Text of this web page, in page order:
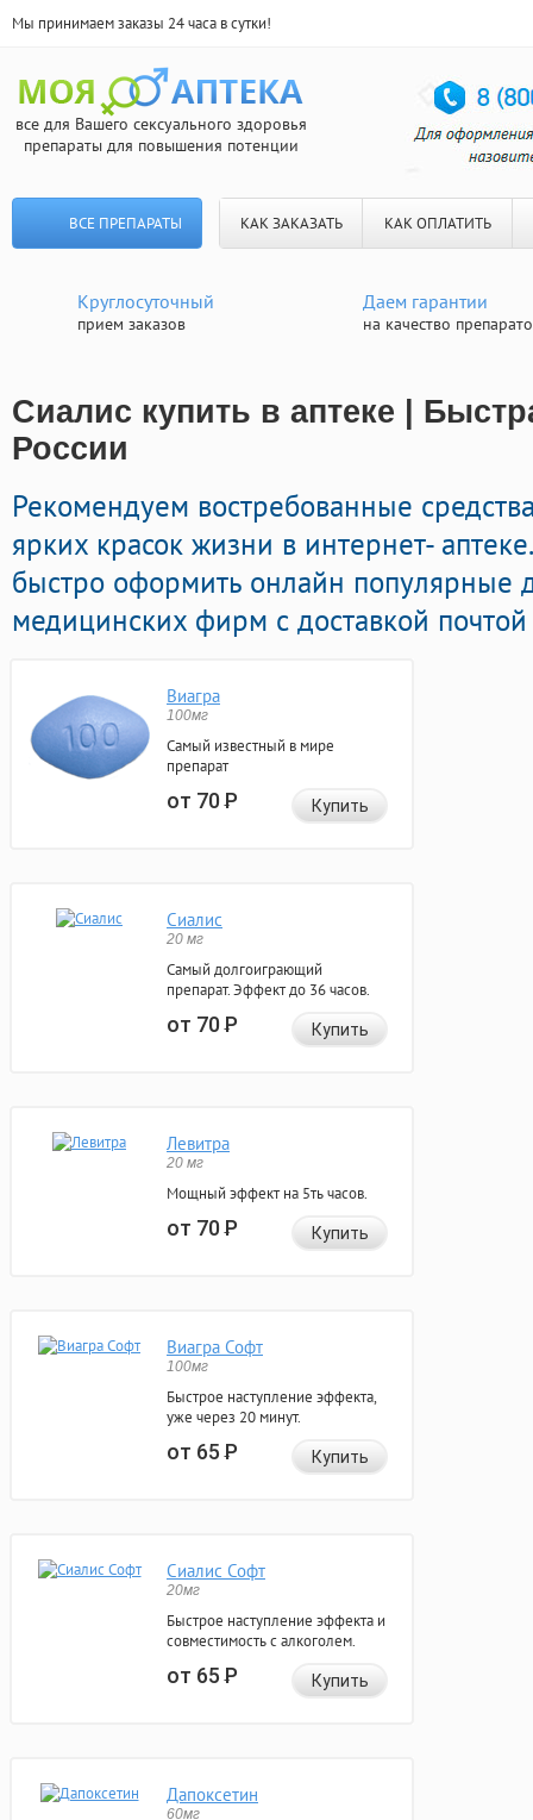
Мы принимаем заказы 24 часа в сутки!
все для Вашего сексуального здоровья
препараты для повышения потенции
ВСЕ ПРЕПАРАТЫ КАК ЗАКАЗАТЬ КАК ОПЛАТИТЬ
Круглосуточный
прием заказов
Даем гарантии
на качество
Сиалис купить в аптеке |
России
Рекомендуем востребованные
ярких красок жизни в интернет-
быстро оформить онлайн популярные
медицинских фирм с доставкой
Виагра
100мг
Самый известный в мире
препарат
от 70Р Купить
Сиалис
20 мг
Самый долгоиграющий
препарат. Эффект до 36 часов.
от 70Р Купить
Левитра
20 мг
Мощный эффект на 5ть часов.
от 70Р Купить
Виагра Софт
100мг
Быстрое наступление эффекта,
уже через 20 минут.
от 65Р Купить
Сиалис Софт
20мг
Быстрое наступление эффекта и
совместимость с алкоголем.
от 65Р Купить
Дапоксетин
60мг